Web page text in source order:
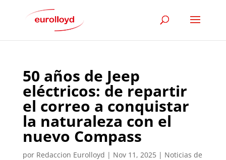
50 años de Jeep
eléctricos: de repartir
el correo a conquistar
la naturaleza con el
nuevo Compass
por Redaccion Eurolloyd | Nov 11, 2025| Noticias de